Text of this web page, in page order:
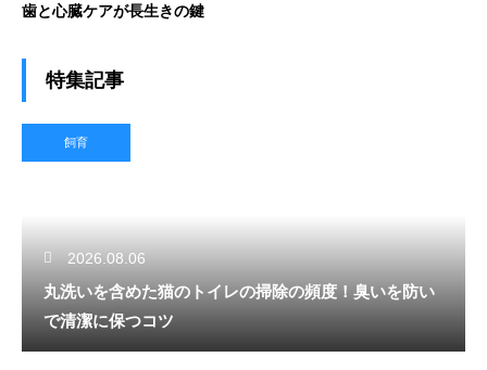
歯と心臓ケアが長生きの鍵
特集記事
飼育
2026.08.06
丸洗いを含めた猫のトイレの掃除の頻度！臭いを防い
で清潔に保つコツ